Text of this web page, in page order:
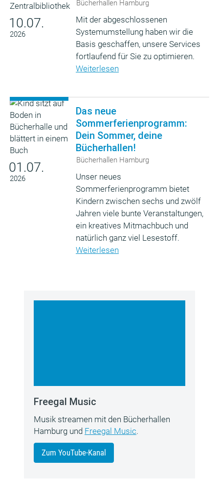
10.07.
2026
Bücherhallen Hamburg
Mit der abgeschlossenen
Systemumstellung haben wir die
Basis geschaffen, unsere Services
fortlaufend für Sie zu optimieren.
Weiterlesen
01.07.
2026
Das neue
Sommerferienprogramm:
Dein Sommer, deine
Bücherhallen!
Bücherhallen Hamburg
Unser neues
Sommerferienprogramm bietet
Kindern zwischen sechs und zwölf
Jahren viele bunte Veranstaltungen,
ein kreatives Mitmachbuch und
natürlich ganz viel Lesestoff.
Weiterlesen
Freegal Music
Musik streamen mit den Bücherhallen
Hamburg und Freegal Music.
Zum YouTube-Kanal